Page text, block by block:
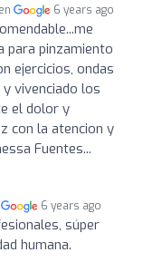
6 years ago
para pinzamiento
ejercicios, ondas
vivenciado los
el dolor y
con la atencion y
Fuentes...
6 years ago
súper
humana.